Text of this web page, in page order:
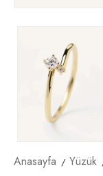
Anasayfa Yüzük